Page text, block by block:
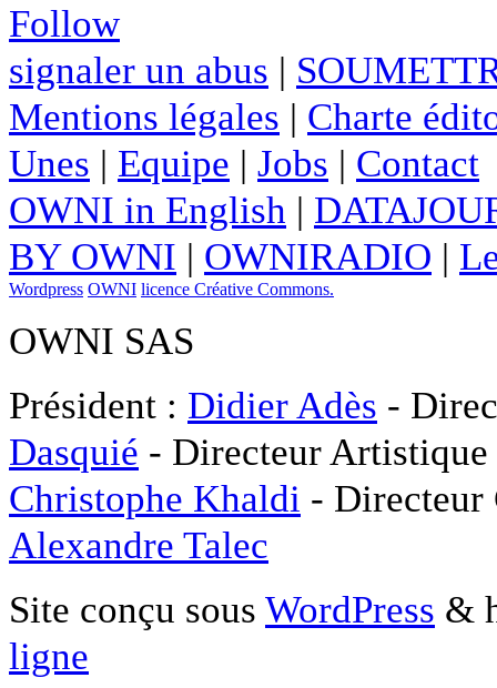
Follow
signaler un abus |
Mentions légales | Charte
Unes | Equipe | Jobs | Contact
OWNI in English |
BY OWNI | OWNIRADIO |
Wordpress OWNI licence Créative Commons.
OWNI SAS
Président : Didier Adès -
Dasquié - Directeur
Christophe Khaldi -
Alexandre Talec
Site conçu sous WordPress &
ligne